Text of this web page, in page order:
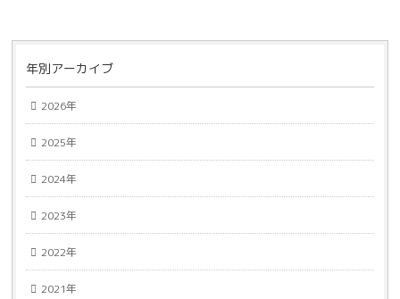
年別アーカイブ
2026年
2025年
2024年
2023年
2022年
2021年